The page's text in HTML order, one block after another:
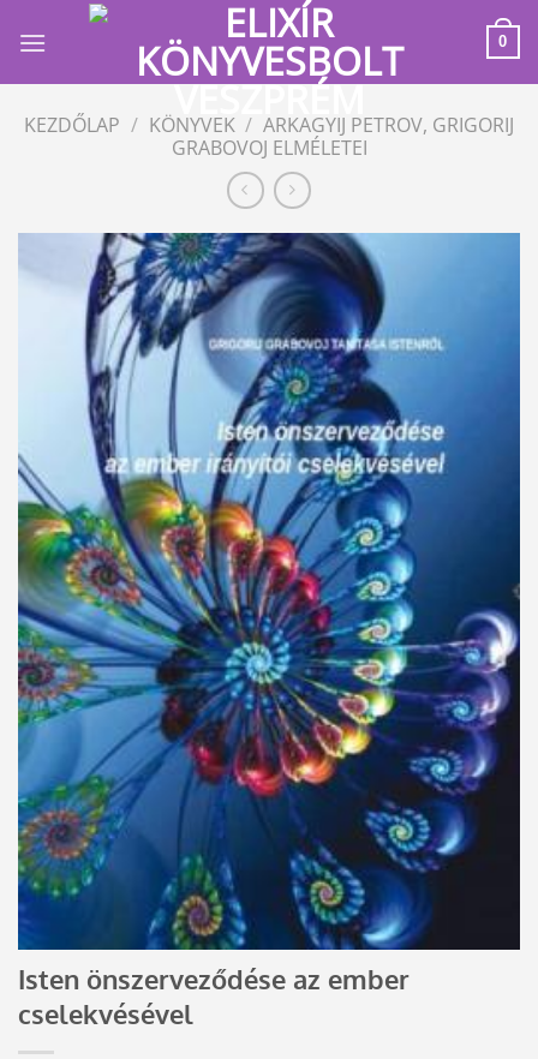
0
KEZDŐLAP / KÖNYVEK / ARKAGYIJ PETROV, GRIGORIJ
GRABOVOJ ELMÉLETEI
Isten önszerveződése az ember
cselekvésével